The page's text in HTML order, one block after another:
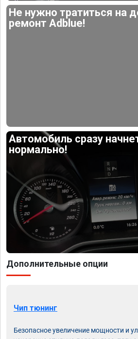
Не нужно тратиться на
ремонт Adblue!
Автомобиль сразу
нормально!
Дополнительные опции
Чип тюнинг
Безопасное увеличение мощности и